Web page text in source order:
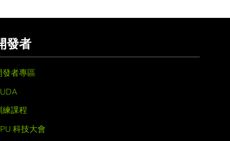
發者
發者專區
練課程
科技大會